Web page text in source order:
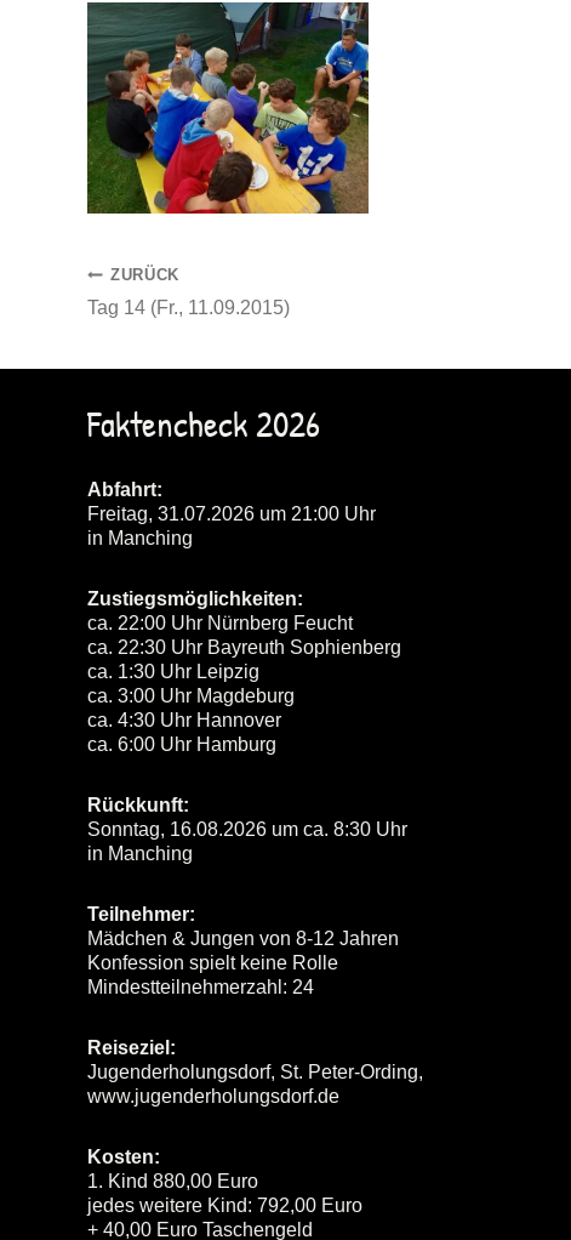
Beitragsnavigation
ZURÜCK
Tag 14 (Fr., 11.09.2015)
Faktencheck 2026
Abfahrt:
Freitag, 31.07.2026 um 21:00 Uhr
in Manching
Zustiegsmöglichkeiten:
ca. 22:00 Uhr Nürnberg Feucht
ca. 22:30 Uhr Bayreuth Sophienberg
ca. 1:30 Uhr Leipzig
ca. 3:00 Uhr Magdeburg
ca. 4:30 Uhr Hannover
ca. 6:00 Uhr Hamburg
Rückkunft:
Sonntag, 16.08.2026 um ca. 8:30 Uhr
in Manching
Teilnehmer:
Mädchen & Jungen von 8-12 Jahren
Konfession spielt keine Rolle
Mindestteilnehmerzahl: 24
Reiseziel:
Jugenderholungsdorf, St. Peter-Ording,
www.jugenderholungsdorf.de
Kosten:
1. Kind 880,00 Euro
jedes weitere Kind: 792,00 Euro
+ 40,00 Euro Taschengeld